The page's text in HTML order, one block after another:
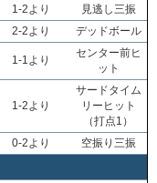
1-2より
見逃し三振
2-2より デッドボール
1-1より
センター前ヒ
ット
1-2より
サードタイム
リーヒット
（打点1）
0-2より
空振り三振